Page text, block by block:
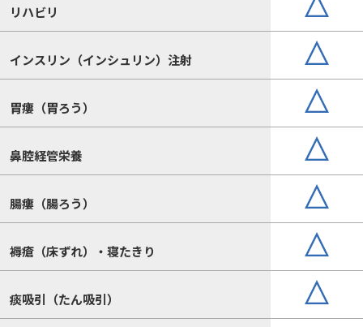
リハビリ
インスリン（インシュリン）注射
胃瘻（胃ろう）
鼻腔経管栄養
腸瘻（腸ろう）
褥瘡（床ずれ）・寝たきり
痰吸引（たん吸引）